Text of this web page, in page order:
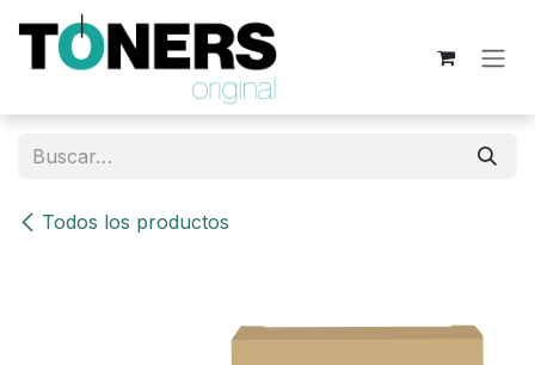
Ir al contenido
Todos los productos